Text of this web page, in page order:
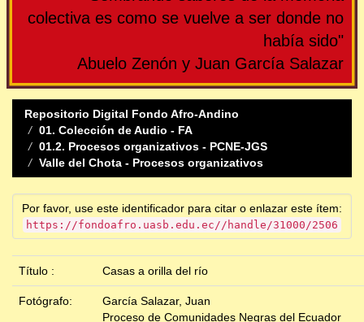
colectiva es como se vuelve a ser donde no
había sido"
Abuelo Zenón y Juan García Salazar
Repositorio Digital Fondo Afro-Andino
01. Colección de Audio - FA
01.2. Procesos organizativos - PCNE-JGS
Valle del Chota - Procesos organizativos
Por favor, use este identificador para citar o enlazar este ítem:
https://fondoafro.uasb.edu.ec//handle/31000/2506
Título : Casas a orilla del río
Fotógrafo:
García Salazar, Juan
Proceso de Comunidades Negras del Ecuador